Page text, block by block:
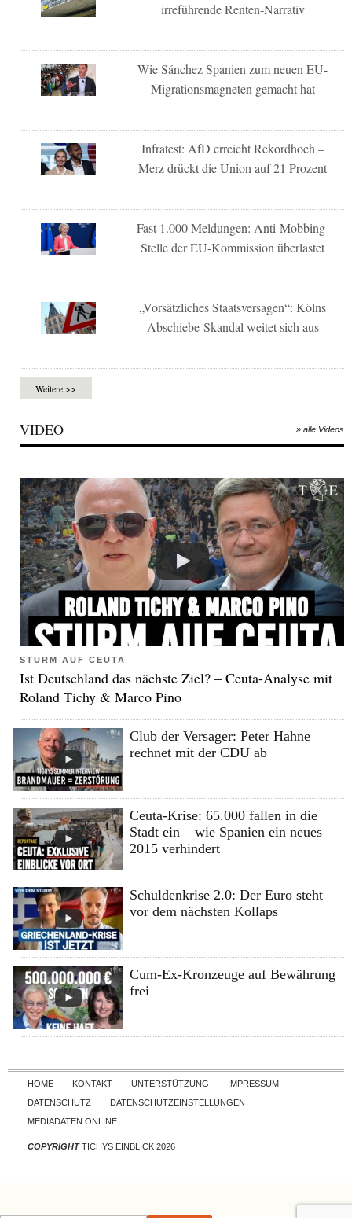
irreführende Renten-Narrativ
Wie Sánchez Spanien zum neuen EU-
Migrationsmagneten gemacht hat
Infratest: AfD erreicht Rekordhoch –
Merz drückt die Union auf 21 Prozent
Fast 1.000 Meldungen: Anti-Mobbing-
Stelle der EU-Kommission überlastet
„Vorsätzliches Staatsversagen“: Kölns
Abschiebe-Skandal weitet sich aus
Weitere >>
VIDEO » alle Videos
STURM AUF CEUTA
Ist Deutschland das nächste Ziel? – Ceuta-Analyse mit
Roland Tichy & Marco Pino
Club der Versager: Peter Hahne
rechnet mit der CDU ab
Ceuta-Krise: 65.000 fallen in die
Stadt ein – wie Spanien ein neues
2015 verhindert
Schuldenkrise 2.0: Der Euro steht
vor dem nächsten Kollaps
Cum-Ex-Kronzeuge auf Bewährung
frei
Skip to content
HOME KONTAKT UNTERSTÜTZUNG
IMPRESSUM
DATENSCHUTZ
DATENSCHUTZEINSTELLUNGEN
MEDIADATEN ONLINE
COPYRIGHTTICHYS EINBLICK 2026